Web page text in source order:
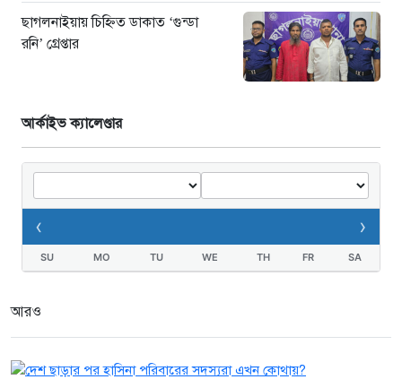
ছাগলনাইয়ায় চিহ্নিত ডাকাত ‘গুন্ডা
রনি’ গ্রেপ্তার
আর্কাইভ ক্যালেণ্ডার
‹ ›
SU MO TU WE TH FR SA
আরও